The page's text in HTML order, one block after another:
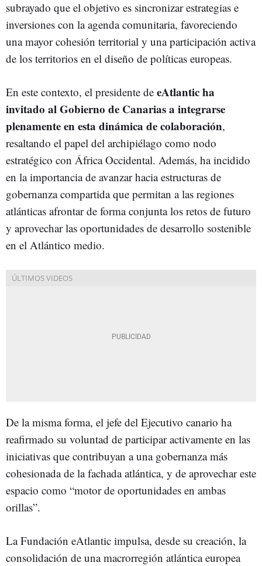
subrayado que el objetivo es sincronizar estrategias e
inversiones con la agenda comunitaria, favoreciendo
una mayor cohesión territorial y una participación activa
de los territorios en el diseño de políticas europeas.
En este contexto, el presidente de eAtlantic ha
invitado al Gobierno de Canarias a integrarse
plenamente en esta dinámica de colaboración,
resaltando el papel del archipiélago como nodo
estratégico con África Occidental. Además, ha incidido
en la importancia de avanzar hacia estructuras de
gobernanza compartida que permitan a las regiones
atlánticas afrontar de forma conjunta los retos de futuro
y aprovechar las oportunidades de desarrollo sostenible
en el Atlántico medio.
De la misma forma, el jefe del Ejecutivo canario ha
reafirmado su voluntad de participar activamente en las
iniciativas que contribuyan a una gobernanza más
cohesionada de la fachada atlántica, y de aprovechar este
espacio como “motor de oportunidades en ambas
orillas”.
La Fundación eAtlantic impulsa, desde su creación, la
consolidación de una macrorregión atlántica europea